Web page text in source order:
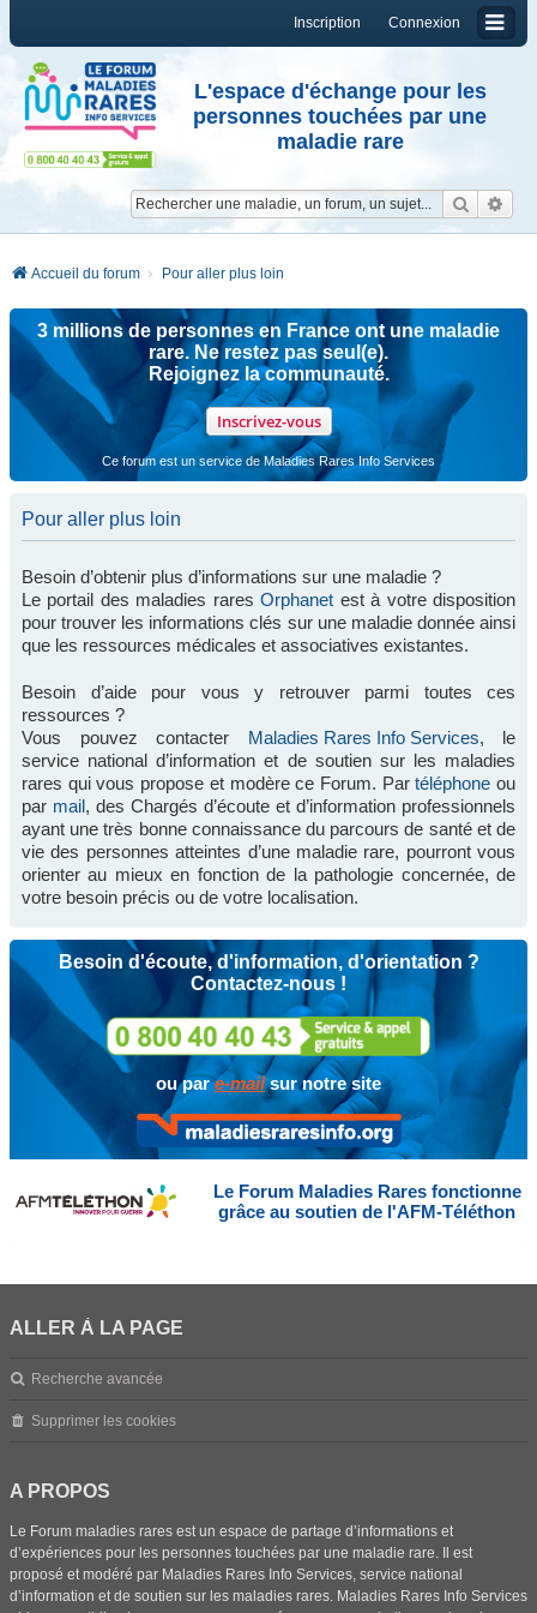
Connexion
Inscription
L'espace d'échange pour les
personnes touchées par une
maladie rare
Accueil du forum Pour aller plus loin
3 millions de personnes en France ont une maladie
rare. Ne restez pas seul(e).
Rejoignez la communauté.
Inscrivez-vous
Ce forum est un service de Maladies Rares Info Services
Pour aller plus loin
Besoin d’obtenir plus d’informations sur une maladie ?
Le portail des maladies raresOrphanet est à votre disposition
pour trouver les informations clés sur une maladie donnée ainsi
que les ressources médicales et associatives existantes.
Besoin d’aide pour vous y retrouver parmi toutes ces
ressources ?
Vous pouvez contacter Maladies Rares Info Services, le
service national d’information et de soutien sur les maladies
rares qui vous propose et modère ce Forum. Partéléphone ou
par mail, des Chargés d’écoute et d’information professionnels
ayant une très bonne connaissance du parcours de santé et de
vie des personnes atteintes d’une maladie rare, pourront vous
orienter au mieux en fonction de la pathologie concernée, de
votre besoin précis ou de votre localisation.
Besoin d'écoute, d'information, d'orientation ?
Contactez-nous !
ou pare-mailsur notre site
Le Forum Maladies Rares fonctionne
grâce au soutien de l'AFM-Téléthon
ALLER À LA PAGE
Recherche avancée
Supprimer les cookies
A PROPOS
Le Forum maladies rares est un espace de partage d’informations et
d’expériences pour les personnes touchées par une maladie rare. Il est
proposé et modéré par Maladies Rares Info Services, service national
d’information et de soutien sur les maladies rares. Maladies Rares Info Services